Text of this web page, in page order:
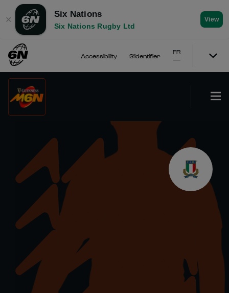
✕
Six Nations
Six Nations Rugby Ltd
View
Accessibility S'identifier
FR